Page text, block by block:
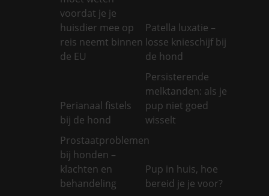
voordat je je
huisdier mee op
reis neemt binnen
de EU
Patella luxatie –
losse knieschijf bij
de hond
Perianaal fistels
bij de hond
Persisterende
melktanden: als je
pup niet goed
wisselt
Prostaatproblemen
bij honden –
klachten en
behandeling
Pup in huis, hoe
bereid je je voor?